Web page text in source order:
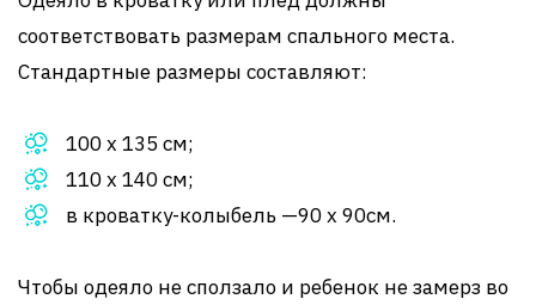
соответствовать размерам спального места.
Стандартные размеры составляют:
100 х 135 см;
110 х 140 см;
в кроватку-колыбель —90 х 90см.
Чтобы одеяло не сползало и ребенок не замерз во